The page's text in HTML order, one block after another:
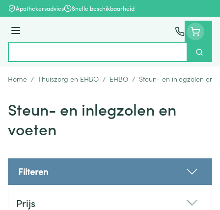
Ga naar de inhoud
Apothekersadvies Snelle beschikbaarheid
Menu
Product, merk, categorie...
Zoek
Home / Thuiszorg en EHBO / EHBO / Steun- en inlegzolen en
Steun- en inlegzolen en
voeten
Filteren
Prijs